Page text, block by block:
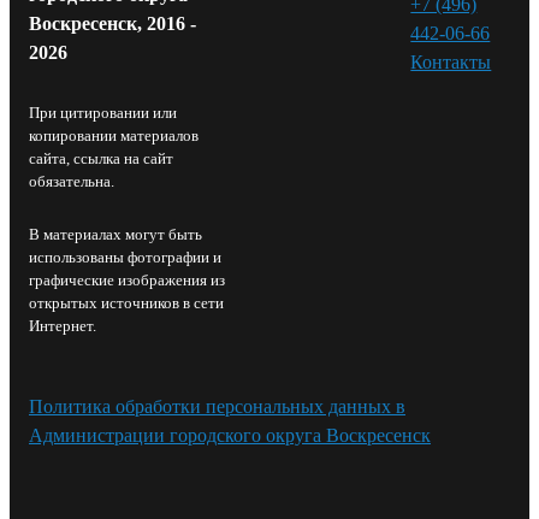
Воскресенск, 2016 -
2026
При цитировании или
копировании материалов
сайта, ссылка на сайт
обязательна.
В материалах могут быть
использованы фотографии и
графические изображения из
открытых источников в сети
Интернет.
442-06-66
Контакты⁠
Политика обработки персональных данных в
Администрации городского округа Воскресенск